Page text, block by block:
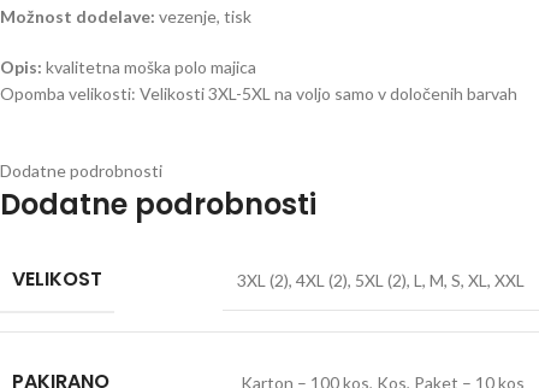
Možnost dodelave: vezenje, tisk
Opis: kvalitetna moška polo majica
Opomba velikosti: Velikosti 3XL-5XL na voljo samo v določenih barvah
Dodatne podrobnosti
Dodatne podrobnosti
VELIKOST 3XL (2), 4XL (2), 5XL (2), L, M, S, XL, XXL
PAKIRANO Karton – 100 kos, Kos, Paket – 10 kos